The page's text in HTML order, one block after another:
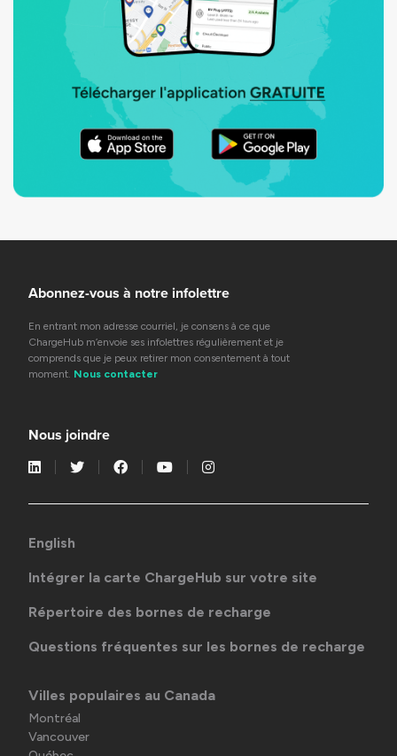
Abonnez-vous à notre infolettre
En entrant mon adresse courriel, je consens à ce que
ChargeHub m’envoie ses infolettres régulièrement et je
comprends que je peux retirer mon consentement à tout
moment. Nous contacter
Nous joindre
English
Intégrer la carte ChargeHub sur votre site
Répertoire des bornes de recharge
Questions fréquentes sur les bornes de recharge
Villes populaires au Canada
Montréal
Vancouver